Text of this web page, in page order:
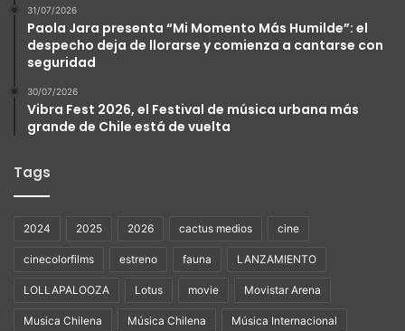
31/07/2026
Paola Jara presenta “Mi Momento Más Humilde”: el
despecho deja de llorarse y comienza a cantarse con
seguridad
30/07/2026
Vibra Fest 2026, el Festival de música urbana más
grande de Chile está de vuelta
Tags
2024 2025 2026 cactus medios cine
cinecolorfilms estreno fauna LANZAMIENTO
LOLLAPALOOZA Lotus movie Movistar Arena
Musica Chilena Música Chilena Música Internacional